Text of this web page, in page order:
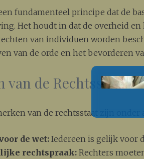
fundamenteel principe dat de
Het houdt in dat de overheid
van individuen worden
van de orde en het bevorderen
van de Rechtsstaat
van de rechtsstaat zijn onder
de wet: Iedereen is gelijk voor
rechtspraak: Rechters